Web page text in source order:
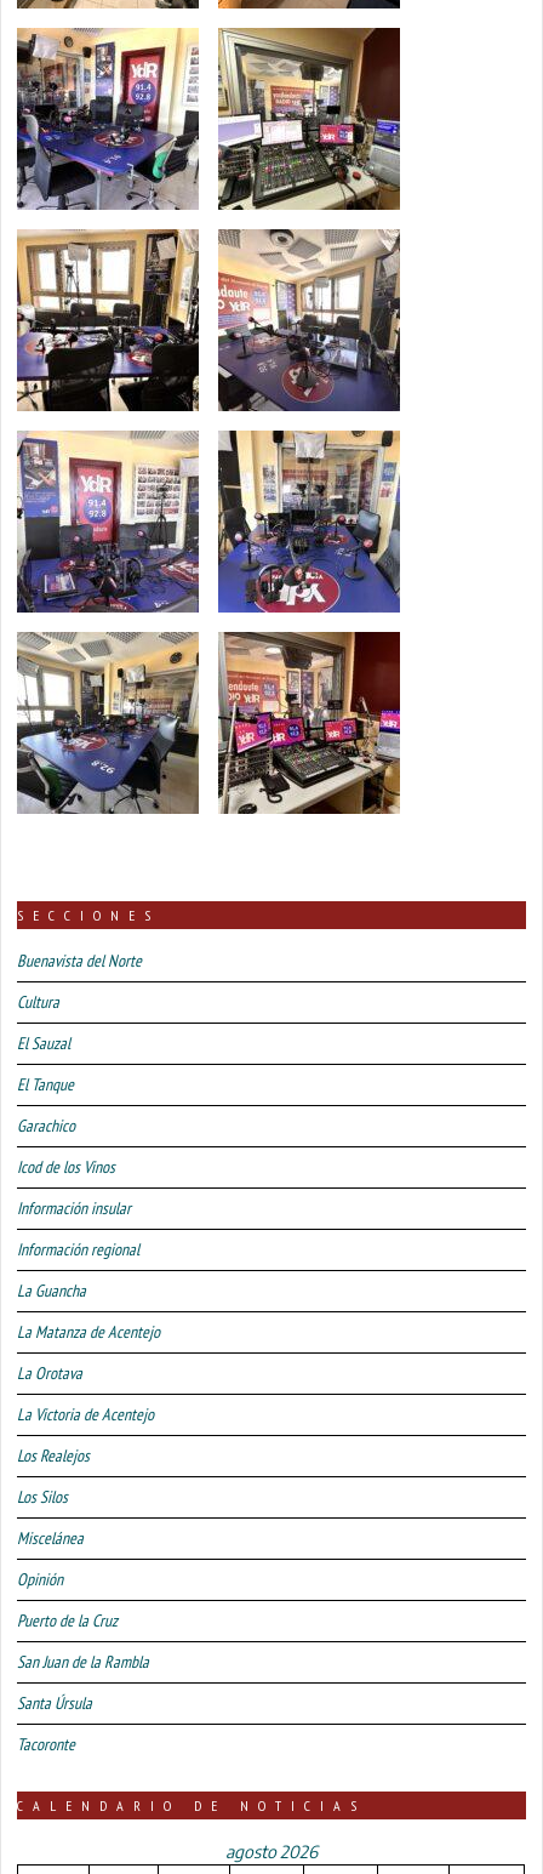
SECCIONES
Buenavista del Norte
Cultura
El Sauzal
El Tanque
Garachico
Icod de los Vinos
Información insular
Información regional
La Guancha
La Matanza de Acentejo
La Orotava
La Victoria de Acentejo
Los Realejos
Los Silos
Miscelánea
Opinión
Puerto de la Cruz
San Juan de la Rambla
Santa Úrsula
Tacoronte
CALENDARIO DE NOTICIAS
agosto 2026